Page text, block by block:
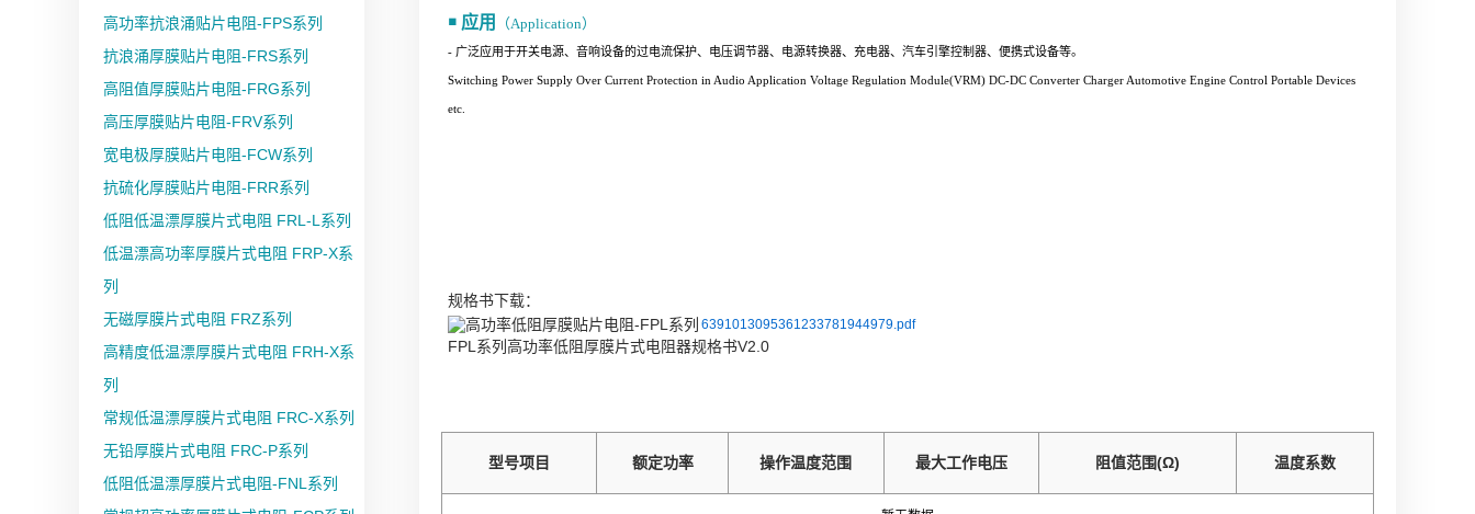
高功率抗浪涌贴片电阻-FPS系列
抗浪涌厚膜贴片电阻-FRS系列
高阻值厚膜贴片电阻-FRG系列
高压厚膜贴片电阻-FRV系列
宽电极厚膜贴片电阻-FCW系列
抗硫化厚膜贴片电阻-FRR系列
低阻低温漂厚膜片式电阻 FRL-L系列
低温漂高功率厚膜片式电阻 FRP-X系
列
无磁厚膜片式电阻 FRZ系列
高精度低温漂厚膜片式电阻 FRH-X系
列
常规低温漂厚膜片式电阻 FRC-X系列
无铅厚膜片式电阻 FRC-P系列
低阻低温漂厚膜片式电阻-FNL系列
￭ 应用 （Application）
- 广泛应用于开关电源、音响设备的过电流保护、电压调节器、电源转换器、充电器、汽车引擎控制器、便携式设备等。
Switching Power Supply Over Current Protection in Audio Application Voltage Regulation Module(VRM) DC-DC Converter Charger Automotive Engine Control Portable Devices
etc.
规格书下载：
6391013095361233781944979.pdf
FPL系列高功率低阻厚膜片式电阻器规格书V2.0
型号项目 额定功率 操作温度范围 最大工作电压 阻值范围(Ω) 温度系数